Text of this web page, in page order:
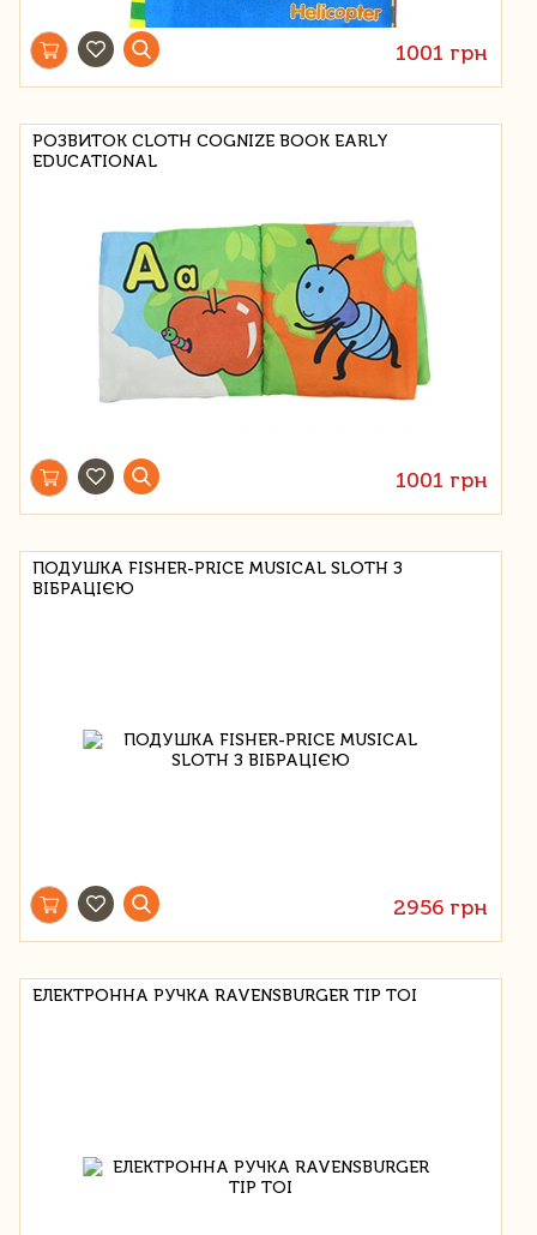
1001 грн
РОЗВИТОК CLOTH COGNIZE BOOK EARLY
EDUCATIONAL
1001 грн
ПОДУШКА FISHER-PRICE MUSICAL SLOTH З
ВІБРАЦІЄЮ
2956 грн
ЕЛЕКТРОННА РУЧКА RAVENSBURGER TIP TOI